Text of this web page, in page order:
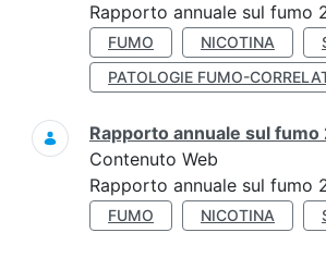
Rapporto annuale sul fumo
FUMO NICOTINA
PATOLOGIE FUMO-
Rapporto annuale sul fumo
Contenuto Web
Rapporto annuale sul fumo
FUMO NICOTINA